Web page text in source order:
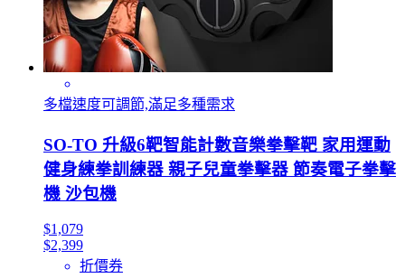
多檔速度可調節,滿足多種需求
SO-TO 升級6靶智能計數音樂拳擊靶 家用運動
健身練拳訓練器 親子兒童拳擊器 節奏電子拳擊
機 沙包機
$1,079
$2,399
折價券